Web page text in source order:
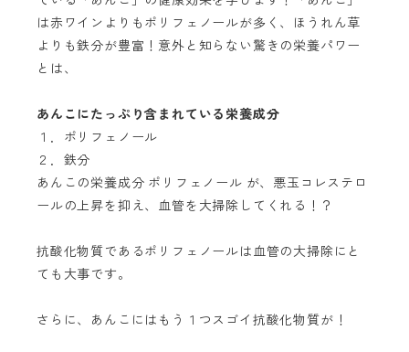
は赤ワインよりもポリフェノールが多く、ほうれん草
よりも鉄分が豊富！意外と知らない驚きの栄養パワー
とは、
あんこにたっぷり含まれている栄養成分
１．ポリフェノール
２．鉄分
あんこの栄養成分 ポリフェノール が、悪玉コレステロ
ールの上昇を抑え、血管を大掃除してくれる！？
抗酸化物質であるポリフェノールは血管の大掃除にと
ても大事です。
さらに、あんこにはもう１つスゴイ抗酸化物質が！